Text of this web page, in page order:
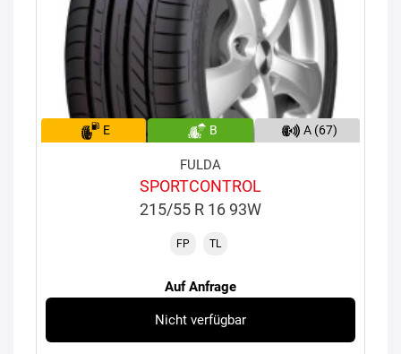
E B A (67)
FULDA
SPORTCONTROL
215/55 R 16 93W
FP TL
Auf Anfrage
Nicht verfügbar